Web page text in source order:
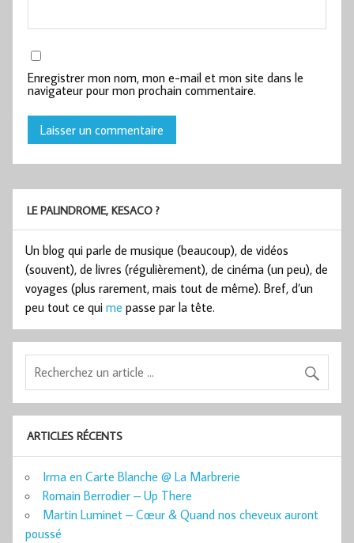
Enregistrer mon nom, mon e-mail et mon site dans le
navigateur pour mon prochain commentaire.
LE PALINDROME, KESACO ?
Un blog qui parle de musique (beaucoup), de vidéos
(souvent), de livres (régulièrement), de cinéma (un peu), de
voyages (plus rarement, mais tout de même). Bref, d’un
peu tout ce qui me passe par la tête.
ARTICLES RÉCENTS
Irma en Carte Blanche @ La Marbrerie
Romain Berrodier – Up There
Martin Luminet – Cœur & Quand nos cheveux auront
poussé